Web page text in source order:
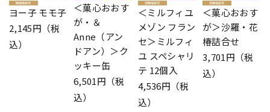
ヨー子 モモ子
2,145円（税
込）
＜菓心おおす
が・＆
Anne（アン
ドアン）＞ク
ッキー缶
6,501円（税
込）
＜ミルフィユ
メゾン フラン
セ＞ミルフィ
ユ スペシャリ
テ 12個入
4,536円（税
込）
＜菓心おおす
が＞沙羅・花
椿詰合せ
3,701円（税
込）